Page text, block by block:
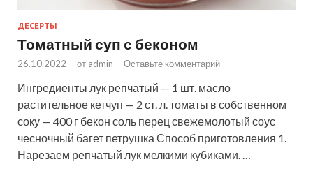
ДЕСЕРТЫ
Томатный суп с беконом
26.10.2022 - от admin - Оставьте комментарий
Ингредиенты лук репчатый — 1 шт. масло
растительное кетчуп — 2 ст. л. томаты в собственном
соку — 400 г бекон соль перец свежемолотый соус
чесночный багет петрушка Способ приготовления 1.
Нарезаем репчатый лук мелкими кубиками. …